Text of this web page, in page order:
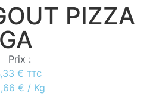
PIZZA
Prix :
€ TTC
€ / Kg